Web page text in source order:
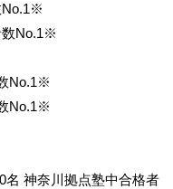
No.1※
数No.1※
No.1※
No.1※
名 神奈川拠点塾中合格者